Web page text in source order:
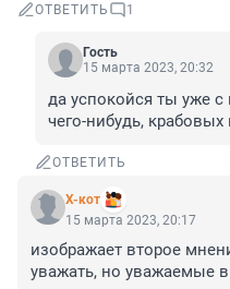
ОТВЕТИТЬ 1
Гость
15 марта 2023, 20:32
да успокойся ты уже
чего-нибудь,
ОТВЕТИТЬ
X-кот
15 марта 2023, 20:17
изображает второе
уважать, но уважаемые в